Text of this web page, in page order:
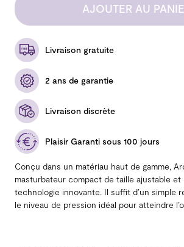
Conçu dans un matériau haut de gamme,
masturbateur compact de taille ajustable et
technologie innovante. Il suffit d’un simple
le niveau de pression idéal pour atteindre
AJOUTER AU
Livraison gratuite
2 ans de garantie
Livraison discrète
Plaisir Garanti sous 100 jours